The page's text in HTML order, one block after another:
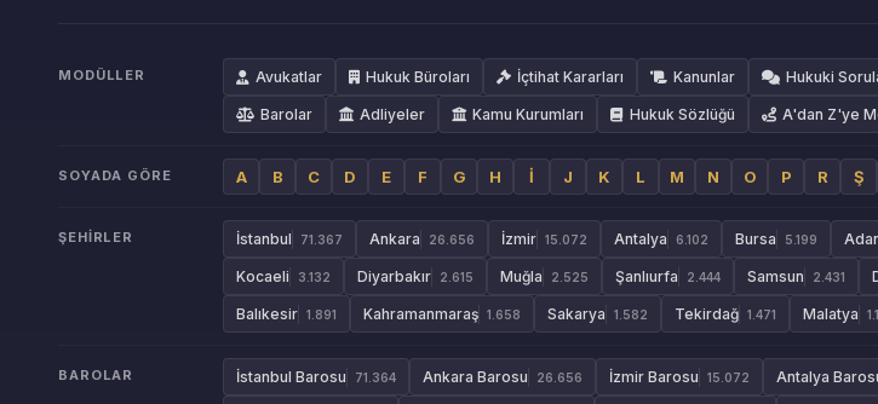
MODÜLLER Avukatlar Hukuk Büroları İçtihat Kararları Kanunlar Hukuki
Barolar Adliyeler Kamu Kurumları Hukuk Sözlüğü A'dan Z'ye
SOYADA GÖRE A B C D E F G H İ J K L M N O P R Ş
ŞEHIRLER İstanbul 71.367 Ankara 26.656 İzmir 15.072 Antalya 6.102 Bursa 5.199
Kocaeli 3.132 Diyarbakır 2.615 Muğla 2.525 Şanlıurfa 2.444 Samsun 2.431
Balıkesir 1.891 Kahramanmaraş 1.658 Sakarya 1.582 Tekirdağ 1.471 Malatya
BAROLAR İstanbul Barosu 71.364 Ankara Barosu 26.656 İzmir Barosu 15.072 Antalya